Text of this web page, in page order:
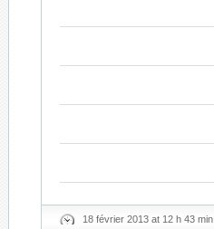
18 février 2013 at 12 h 43 min